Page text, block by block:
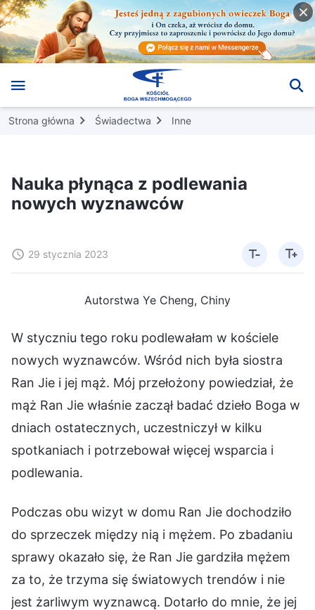
Strona główna Świadectwa Inne
Nauka płynąca z podlewania
nowych wyznawców
29 stycznia 2023
Autorstwa Ye Cheng, Chiny
W styczniu tego roku podlewałam w kościele
nowych wyznawców. Wśród nich była siostra
Ran Jie i jej mąż. Mój przełożony powiedział, że
mąż Ran Jie właśnie zaczął badać dzieło Boga w
dniach ostatecznych, uczestniczył w kilku
spotkaniach i potrzebował więcej wsparcia i
podlewania.
Podczas obu wizyt w domu Ran Jie dochodziło
do sprzeczek między nią i mężem. Po zbadaniu
sprawy okazało się, że Ran Jie gardziła mężem
za to, że trzyma się światowych trendów i nie
jest żarliwym wyznawcą. Dotarło do mnie, że jej